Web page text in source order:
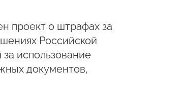
проект о штрафах за
Российской
использование
документов,